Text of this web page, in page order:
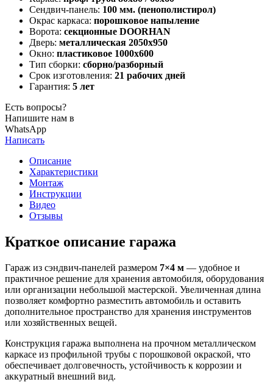
Сендвич-панель: 100 мм. (пенополистирол)
Окрас каркаса: порошковое напыление
Ворота: секционные DOORHAN
Дверь: металлическая 2050х950
Окно: пластиковое 1000х600
Тип сборки: сборно/разборный
Срок изготовления: 21 рабочих дней
Гарантия: 5 лет
Есть вопросы?
Напишите нам в
WhatsApp
Написать
Описание
Характеристики
Монтаж
Инструкции
Видео
Отзывы
Краткое описание гаража
Гараж из сэндвич-панелей размером 7×4 м — удобное и
практичное решение для хранения автомобиля, оборудования
или организации небольшой мастерской. Увеличенная длина
позволяет комфортно разместить автомобиль и оставить
дополнительное пространство для хранения инструментов
или хозяйственных вещей.
Конструкция гаража выполнена на прочном металлическом
каркасе из профильной трубы с порошковой окраской, что
обеспечивает долговечность, устойчивость к коррозии и
аккуратный внешний вид.